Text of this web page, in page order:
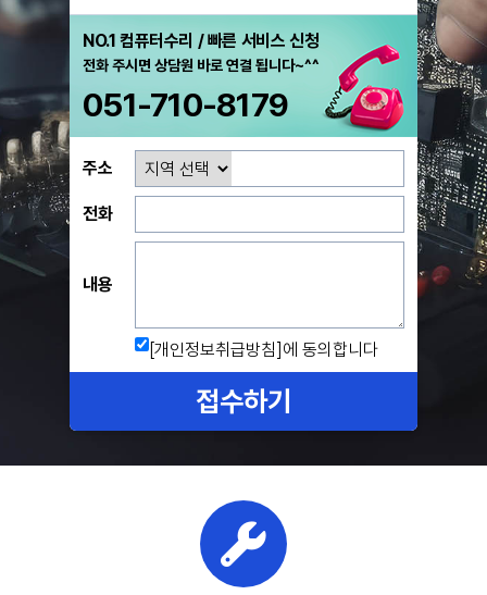
NO.1 컴퓨터수리 / 빠른 서비스 신청
전화 주시면 상담원 바로 연결 됩니다~^^
051-710-8179
주소
전화
내용
[개인정보취급방침] 에 동의합니다
접수하기